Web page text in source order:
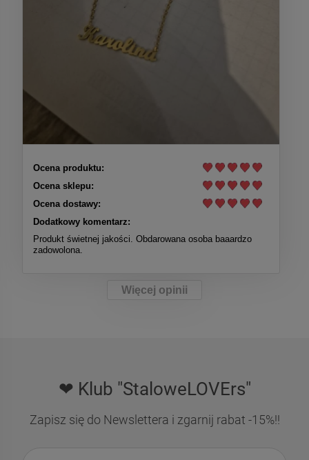
Ocena produktu:
Ocena sklepu:
Ocena dostawy:
Dodatkowy komentarz:
Produkt świetnej jakości. Obdarowana osoba baaardzo
zadowolona.
Więcej opinii
❤ Klub "StaloweLOVErs"
Zapisz się do Newslettera i zgarnij rabat -15%!!